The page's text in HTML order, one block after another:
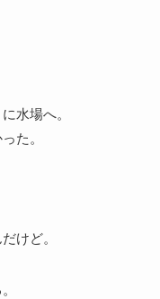
水場へ。
た。
けど。